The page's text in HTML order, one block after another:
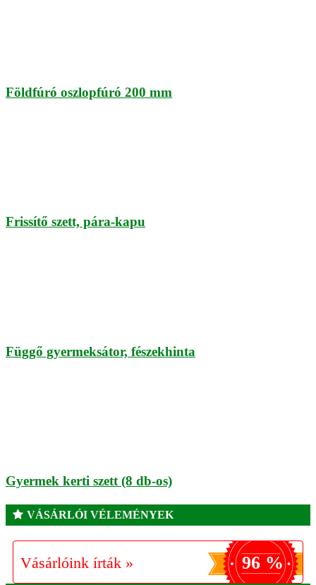
Földfúró oszlopfúró 200 mm
Frissítő szett, pára-kapu
Függő gyermeksátor, fészekhinta
Gyermek kerti szett (8 db-os)
VÁSÁRLÓI VÉLEMÉNYEK
Vásárlóink írták » 96 %